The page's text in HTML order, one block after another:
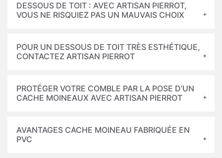
DESSOUS DE TOIT : AVEC ARTISAN PIERROT,
VOUS NE RISQUIEZ PAS UN MAUVAIS CHOIX
POUR UN DESSOUS DE TOIT TRÈS ESTHÉTIQUE,
CONTACTEZ ARTISAN PIERROT
PROTÉGER VOTRE COMBLE PAR LA POSE D’UN
CACHE MOINEAUX AVEC ARTISAN PIERROT
AVANTAGES CACHE MOINEAU FABRIQUÉE EN
PVC